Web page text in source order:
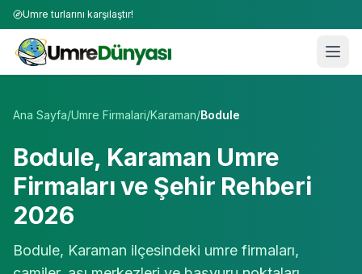
Umre turlarını karşılaştır!
Ana Sayfa/Umre Firmalari/Karaman/Bodule
Bodule, Karaman Umre
Firmaları ve Şehir Rehberi
2026
Bodule, Karaman ilçesindeki umre firmaları,